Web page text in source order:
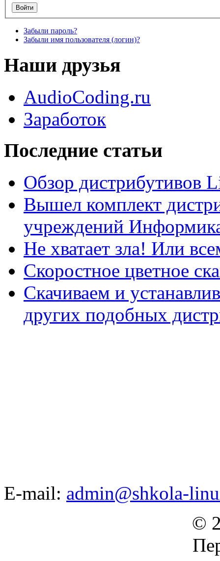
Забыли пароль?
Забыли имя пользователя (логин)?
Наши друзья
AudioCoding.ru
Заработок
Последние статьи
Обзор дистрибутивов
Вышел комплект
учреждений
Не хватает зла! Или
Скоростное цветное
Скачиваем и
других подобных
E-mail: admin@shkola-
©